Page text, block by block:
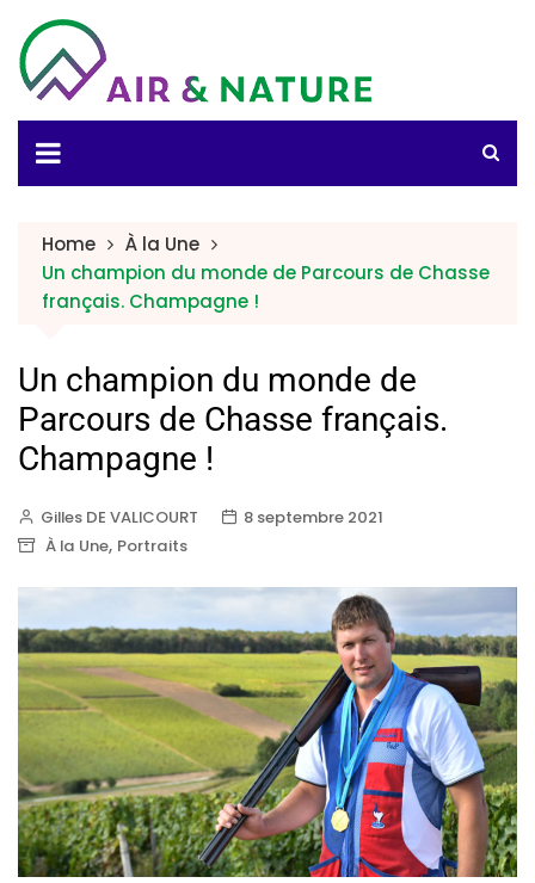
Home
À la Une
Un champion du monde de Parcours de Chasse
français. Champagne !
Un champion du monde de
Parcours de Chasse français.
Champagne !
Gilles DE VALICOURT
8 septembre 2021
À la Une, Portraits